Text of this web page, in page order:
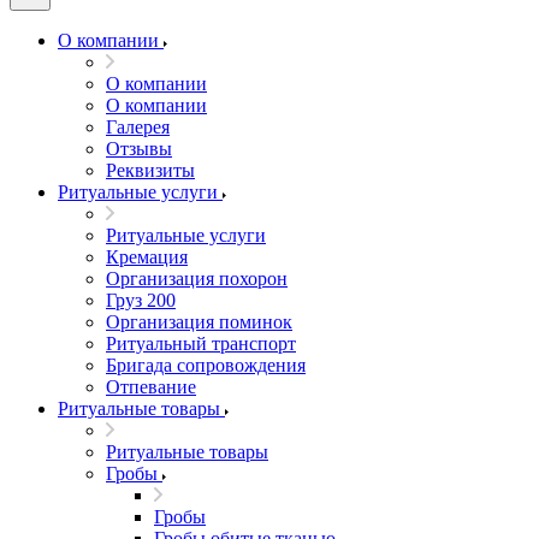
О компании
О компании
О компании
Галерея
Отзывы
Реквизиты
Ритуальные услуги
Ритуальные услуги
Кремация
Организация похорон
Груз 200
Организация поминок
Ритуальный транспорт
Бригада сопровождения
Отпевание
Ритуальные товары
Ритуальные товары
Гробы
Гробы